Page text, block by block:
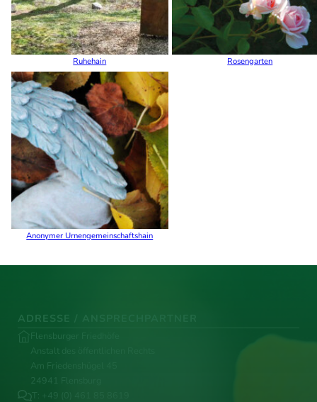
Ruhehain Rosengarten
Anonymer Urnengemeinschaftshain
ADRESSE / ANSPRECHPARTNER
Flensburger Friedhöfe
Anstalt des öffentlichen Rechts
Am Friedenshügel 45
24941 Flensburg
T: +49 (0) 461 85 8619